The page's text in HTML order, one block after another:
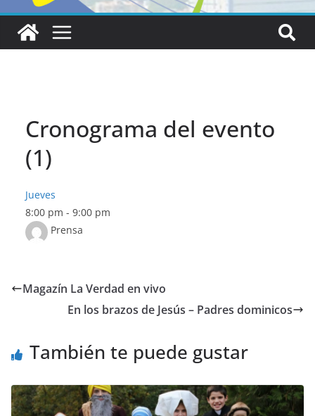
Cronograma del evento
(1)
Jueves
8:00 pm - 9:00 pm
Prensa
Magazín La Verdad en vivo
En los brazos de Jesús – Padres dominicos
También te puede gustar